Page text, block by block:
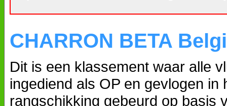
CHARRON BETA
Dit is een klassement waar alle
ingediend als OP en gevlogen
rangschikking gebeurd op basis